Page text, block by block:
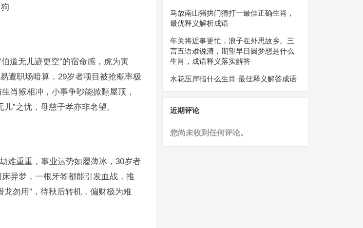
道无儿迹更空”的宿命感，虎为寅
遭职场暗算，29岁者项目被抢概率极
肖猴相冲，小事争吵能掀翻屋顶，
”之忧，母慈子孝亦非奢望。
难重重，事业运势如履薄冰，30岁者
异梦，一根牙签都能引发血战，推
勿用”，待秋后转机，偏财极为难
马放南山猪拱门猜打一最佳正确生肖，
最优释义解析成语
年关将近事更忙，浪子在外思故乡。三
言五语难说清，期望早日圆梦想是什么
生肖，成语释义落实解答
水花压岸指什么生肖·最佳释义解答成语
近期评论
您尚未收到任何评论。